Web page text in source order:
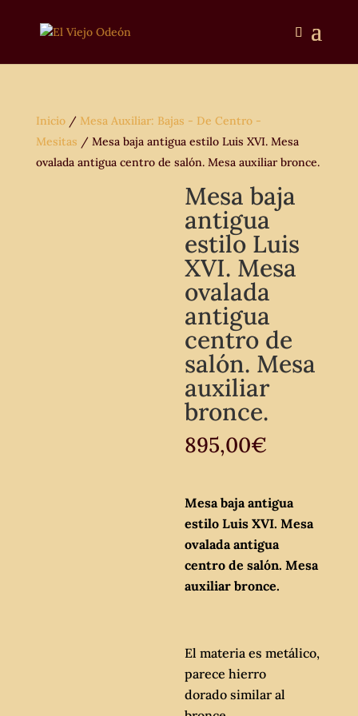
Inicio/ Mesa Auxiliar: Bajas - De Centro -
Mesitas / Mesa baja antigua estilo Luis XVI. Mesa
ovalada antigua centro de salón. Mesa auxiliar bronce.
Mesa baja
antigua
estilo Luis
XVI. Mesa
ovalada
antigua
centro de
salón. Mesa
auxiliar
bronce.
895,00€
Mesa baja antigua
estilo Luis XVI. Mesa
ovalada antigua
centro de salón. Mesa
auxiliar bronce.
El materia es metálico,
parece hierro
dorado similar al